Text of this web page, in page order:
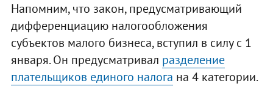
Напомним, что закон, предусматривающий
дифференциацию налогообложения
субъектов малого бизнеса, вступил в силу с 1
января. Он предусматривал разделение
плательщиков единого налога на 4 категории.